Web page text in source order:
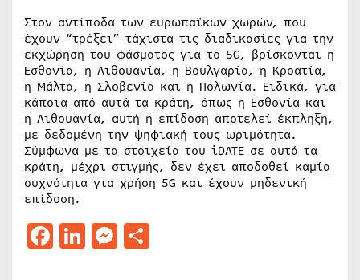
Στον αντίποδα των ευρωπαϊκών χωρών, που
έχουν “τρέξει” τάχιστα τις διαδικασίες για την
εκχώρηση του φάσματος για το 5G, βρίσκονται η
Εσθονία, η Λιθουανία, η Βουλγαρία, η Κροατία,
η Μάλτα, η Σλοβενία και η Πολωνία. Ειδικά, για
κάποια από αυτά τα κράτη, όπως η Εσθονία και
η Λιθουανία, αυτή η επίδοση αποτελεί έκπληξη,
με δεδομένη την ψηφιακή τους ωριμότητα.
Σύμφωνα με τα στοιχεία του iDATE σε αυτά τα
κράτη, μέχρι στιγμής, δεν έχει αποδοθεί καμία
συχνότητα για χρήση 5G και έχουν μηδενική
επίδοση.
Facebook
LinkedIn
Messenger